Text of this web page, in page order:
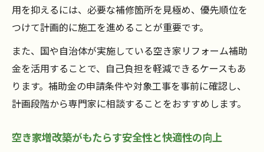
空き家リフォーム費用を抑える計画の立て
方
空き家リノベーション成功例に見る注意点
自力でできる空き家修繕の基礎知識まとめ
自分でできる空き家リフォームの注意点
空き家リフォームを自分でする際の安全対
空き家DIY失敗例とリフォームのリスク解説
用を抑えるには、必要な補修箇所を見極め、優先順位を
つけて計画的に施工を進めることが重要です。
また、国や自治体が実施している空き家リフォーム補助
金を活用することで、自己負担を軽減できるケースもあ
ります。補助金の申請条件や対象工事を事前に確認し、
計画段階から専門家に相談することをおすすめします。
空き家増改築がもたらす安全性と快適性の向上